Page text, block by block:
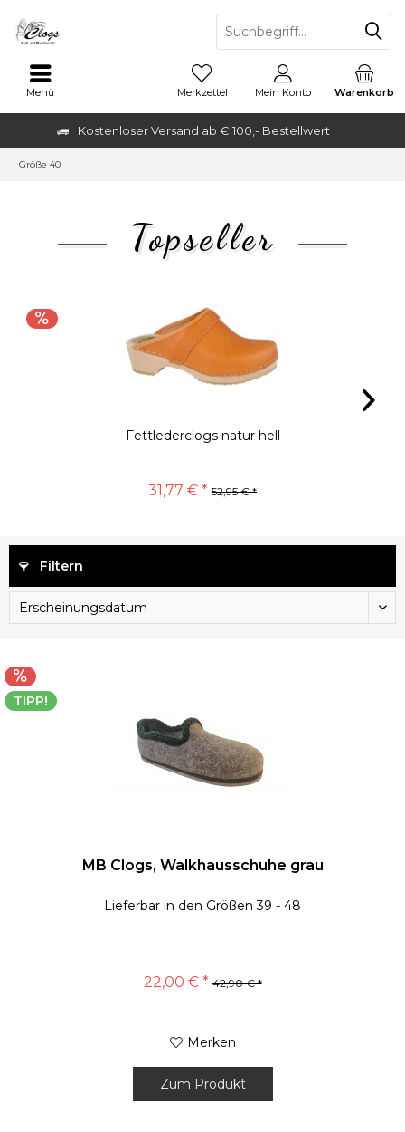
Kostenloser Versand ab € 100,- Bestellwert
Menü Warenkorb
Merkzettel Mein Konto
Größe 40
Topseller
Fettlederclogs natur hell
31,77 € * 52,95 € *
Filtern
TIPP!
MB Clogs, Walkhausschuhe grau
Lieferbar in den Größen 39 - 48
22,00 € * 42,90 € *
Merken
Zum Produkt